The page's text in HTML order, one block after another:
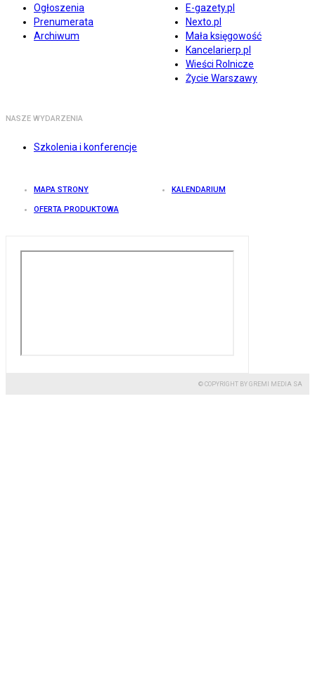
Ogłoszenia
Prenumerata
Archiwum
E-gazety.pl
Nexto.pl
Mała księgowość
Kancelarierp.pl
Wieści Rolnicze
Życie Warszawy
NASZE WYDARZENIA
Szkolenia i konferencje
MAPA STRONY KALENDARIUM
OFERTA PRODUKTOWA
© COPYRIGHT BY GREMI MEDIA SA